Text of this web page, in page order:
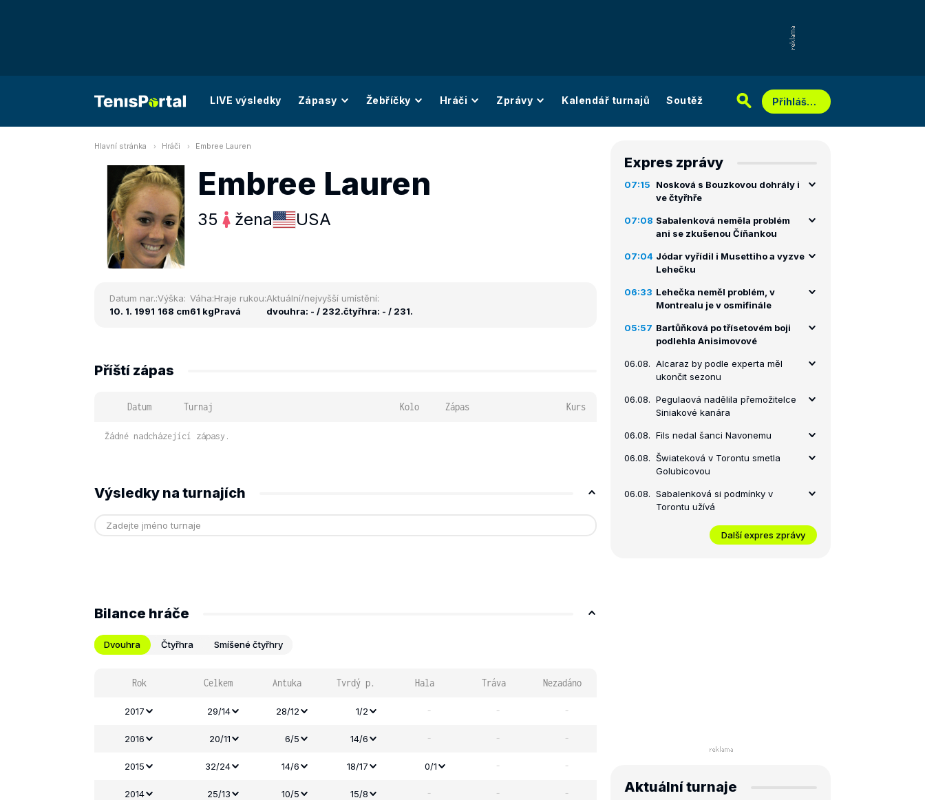
LIVE výsledky Zápasy Žebříčky Hráči Zprávy Kalendář turnajů Soutěž Přihlášení
Hlavní stránka Hráči Embree Lauren
Embree Lauren
35 žena USA
Datum nar.:
10. 1. 1991
Výška:
168 cm
Váha:
61 kg
Hraje rukou:
Pravá
Aktuální/nejvyšší umístění:
dvouhra: - / 232.čtyřhra: - / 231.
Příští zápas
Datum Turnaj Kolo Zápas Kurs
Žádné nadcházející zápasy.
Výsledky na turnajích
Bilance hráče
Dvouhra Čtyřhra Smíšené čtyřhry
Rok Celkem Antuka Tvrdý p. Hala Tráva Nezadáno
2017 29/14 28/12 1/2 - - -
2016 20/11 6/5 14/6 - - -
2015 32/24 14/6 18/17 0/1 - -
2014 25/13 10/5 15/8 - - -
Expres zprávy
07:15
Nosková s Bouzkovou dohrály i
ve čtyřhře
07:08 Sabalenková neměla problém
ani se zkušenou Číňankou
07:04 Jódar vyřídil i Musettiho a vyzve
Lehečku
06:33 Lehečka neměl problém, v
Montrealu je v osmifinále
05:57 Bartůňková po třísetovém boji
podlehla Anisimovové
06.08. Alcaraz by podle experta měl
ukončit sezonu
06.08. Pegulaová nadělila přemožitelce
Siniakové kanára
06.08. Fils nedal šanci Navonemu
06.08. Šwiateková v Torontu smetla
Golubicovou
06.08. Sabalenková si podmínky v
Torontu užívá
Další expres zprávy
Aktuální turnaje